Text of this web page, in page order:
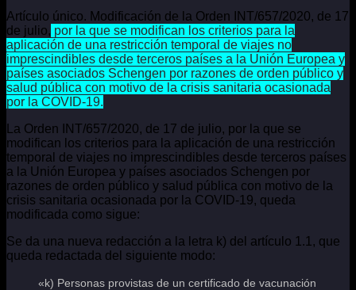
Artículo único. Modificación de la Orden INT/657/2020, de 17
de julio, por la que se modifican los criterios para la
aplicación de una restricción temporal de viajes no
imprescindibles desde terceros países a la Unión Europea y
países asociados Schengen por razones de orden público y
salud pública con motivo de la crisis sanitaria ocasionada
por la COVID-19.
La Orden INT/657/2020, de 17 de julio, por la que se
modifican los criterios para la aplicación de una restricción
temporal de viajes no imprescindibles desde terceros países
a la Unión Europea y países asociados Schengen por
razones de orden público y salud pública con motivo de la
crisis sanitaria ocasionada por la COVID-19, queda
modificada como sigue:
Se da una nueva redacción a la letra k) del artículo 1.1, que
queda redactada del siguiente modo:
«k) Personas provistas de un certificado de vacunación